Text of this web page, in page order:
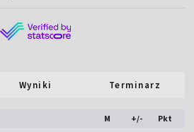
Wyniki Terminarz
M +/- Pkt